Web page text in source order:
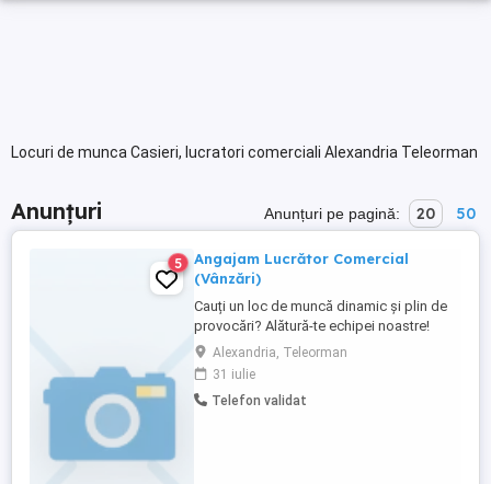
Locuri de munca Casieri, lucratori comerciali Alexandria Teleorman
Anunțuri Anunțuri pe pagină: 20 50
5
Angajam Lucrător Comercial
(Vânzări)
Cauți un loc de muncă dinamic și plin de
provocări? Alătură-te echipei noastre!
Post: Lucrător Comercial (Vânzări)
Locație: Alexandria, Teleorman , nr. 202
Program: Full-time, 8 ore și 30 de minute
pe zi Dacă ești o persoană dinamică,
Alexandria, Teleorman
31 iulie
Telefon validat